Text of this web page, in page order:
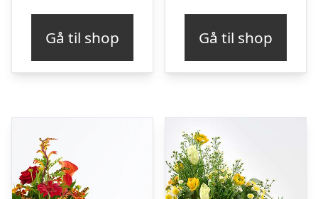
Gå til shop Gå til shop